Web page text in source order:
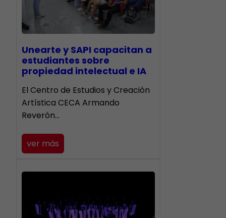
Unearte y SAPI capacitan a
estudiantes sobre
propiedad intelectual e IA
El Centro de Estudios y Creación
Artística CECA Armando
Reverón…
ver más